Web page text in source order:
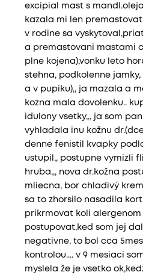
excipial mast s
kazala mi len
v rodine sa
a premastovani mastami
plne kojena),vonku leto
stehna, podkolenne
a v pupiku),, ja mazala a
kozna mala dovolenku..
idulony vsetky,,, ja som
vyhladala inu kožnu
denne fenistil kvapky
ustupil,, postupne vymizli
hruba,,, nova dr.kožna
mliecna, bor chladivý
sa to zhorsilo nasadila
prikrmovat koli alergenom
postupovat,ked som jej
negativne, to bol cca
kontrolou.... v 9 mesiaci
myslela že je vsetko